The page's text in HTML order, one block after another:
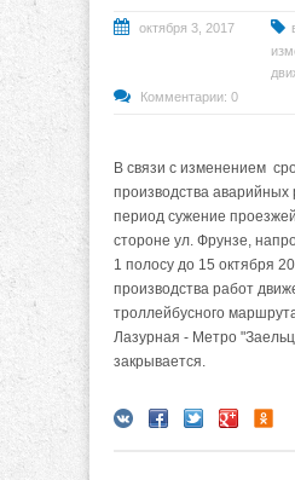
октября 3, 2017
Комментарии: 0
В связи с изменением
производства аварийных
период сужение
стороне ул. Фрунзе,
1 полосу до 15 октября
производства работ
троллейбусного
Лазурная - Метро
закрывается.